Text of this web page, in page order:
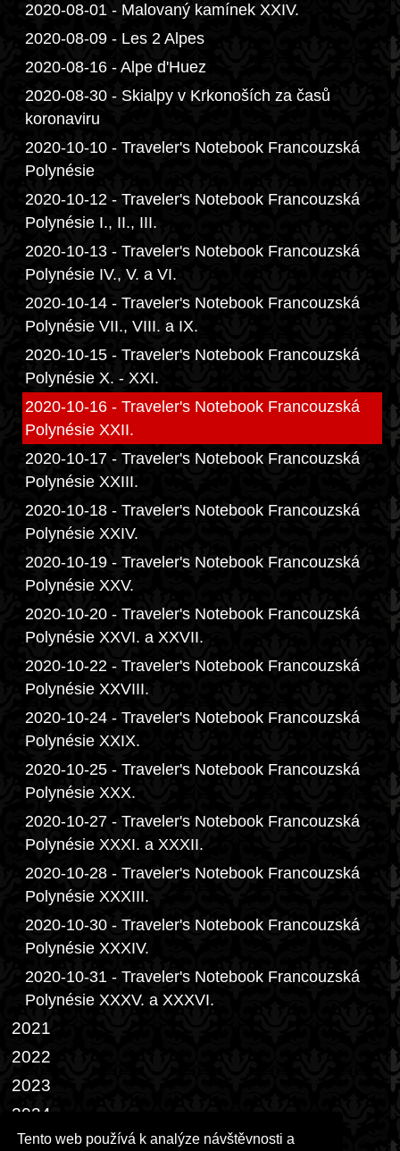
Tento web používá k analýze návštěvnosti a
2020-08-01 - Malovaný kamínek XXIV.
2020-08-09 - Les 2 Alpes
2020-08-16 - Alpe d'Huez
2020-08-30 - Skialpy v Krkonoších za časů
koronaviru
2020-10-10 - Traveler's Notebook Francouzská
Polynésie
2020-10-12 - Traveler's Notebook Francouzská
Polynésie I., II., III.
2020-10-13 - Traveler's Notebook Francouzská
Polynésie IV., V. a VI.
2020-10-14 - Traveler's Notebook Francouzská
Polynésie VII., VIII. a IX.
2020-10-15 - Traveler's Notebook Francouzská
Polynésie X. - XXI.
2020-10-16 - Traveler's Notebook Francouzská
Polynésie XXII.
2020-10-17 - Traveler's Notebook Francouzská
Polynésie XXIII.
2020-10-18 - Traveler's Notebook Francouzská
Polynésie XXIV.
2020-10-19 - Traveler's Notebook Francouzská
Polynésie XXV.
2020-10-20 - Traveler's Notebook Francouzská
Polynésie XXVI. a XXVII.
2020-10-22 - Traveler's Notebook Francouzská
Polynésie XXVIII.
2020-10-24 - Traveler's Notebook Francouzská
Polynésie XXIX.
2020-10-25 - Traveler's Notebook Francouzská
Polynésie XXX.
2020-10-27 - Traveler's Notebook Francouzská
Polynésie XXXI. a XXXII.
2020-10-28 - Traveler's Notebook Francouzská
Polynésie XXXIII.
2020-10-30 - Traveler's Notebook Francouzská
Polynésie XXXIV.
2020-10-31 - Traveler's Notebook Francouzská
Polynésie XXXV. a XXXVI.
2021
2022
2023
2024
2025